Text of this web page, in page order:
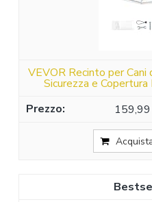
VEVOR Recinto per Cani
Sicurezza e